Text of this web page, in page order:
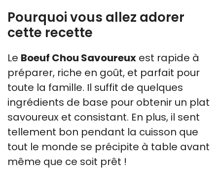
Pourquoi vous allez adorer
cette recette
Le Boeuf Chou Savoureux est rapide à
préparer, riche en goût, et parfait pour
toute la famille. Il suffit de quelques
ingrédients de base pour obtenir un plat
savoureux et consistant. En plus, il sent
tellement bon pendant la cuisson que
tout le monde se précipite à table avant
même que ce soit prêt !